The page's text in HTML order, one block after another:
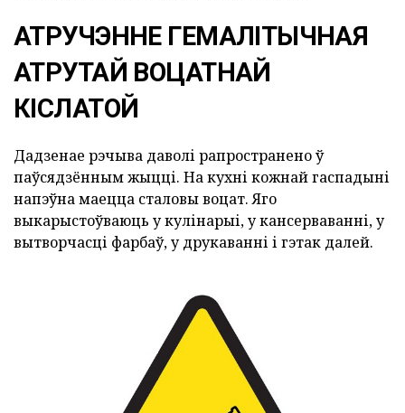
АТРУЧЭННЕ ГЕМАЛІТЫЧНАЯ
АТРУТАЙ ВОЦАТНАЙ
КІСЛАТОЙ
Дадзенае рэчыва даволі рапространено ў
паўсядзённым жыцці. На кухні кожнай гаспадыні
напэўна маецца сталовы воцат. Яго
выкарыстоўваюць у кулінарыі, у кансерваванні, у
вытворчасці фарбаў, у друкаванні і гэтак далей.